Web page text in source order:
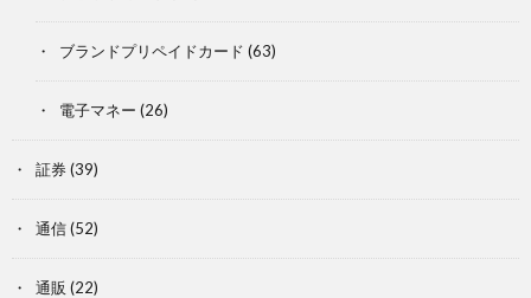
ブランドプリペイドカード (63)
電子マネー (26)
証券(39)
通信(52)
通販 (22)